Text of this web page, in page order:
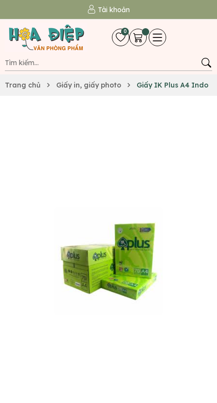
Tài khoản
0
Trang chủ Giấy in, giấy photo Giấy IK Plus A4 Indo